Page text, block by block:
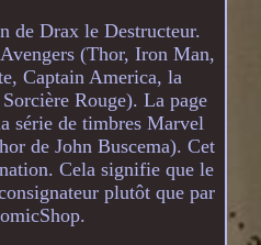
de Drax le Destructeur.
(Thor, Iron Man,
Captain America, la
Rouge). La page
série de timbres Marvel
de John Buscema). Cet
Cela signifie que le
plutôt que par